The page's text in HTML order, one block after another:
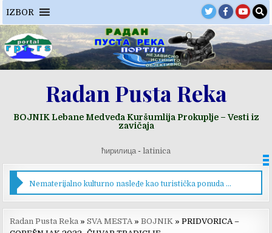
to
content
IZBOR
Radan Pusta Reka
BOJNIK Lebane Medveđa Kuršumlija Prokuplje – Vesti iz
zavičaja
ћирилица - latinica
Nematerijalno kulturno nasleđe kao turistička ponuda Bojnika
Radan Pusta Reka »SVA MESTA »BOJNIK »PRIDVORICA –